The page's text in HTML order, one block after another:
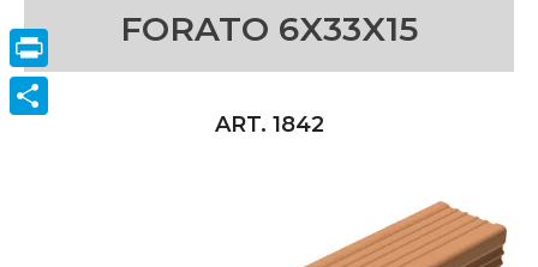
FORATO 6X33X15
ART. 1842
Print